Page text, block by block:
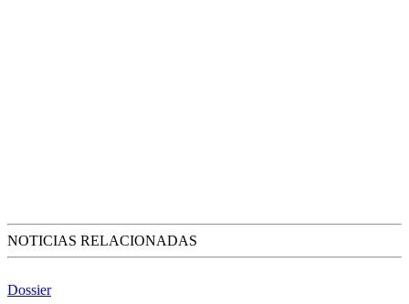
NOTICIAS RELACIONADAS
Dossier